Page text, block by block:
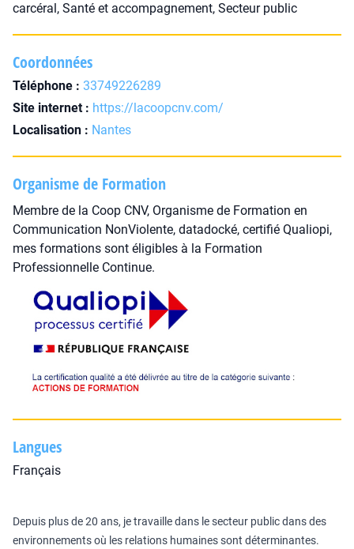
carcéral, Santé et accompagnement, Secteur public
Coordonnées
Téléphone : 33749226289
Site internet : https://lacoopcnv.com/
Localisation : Nantes
Organisme de Formation
Membre de la Coop CNV, Organisme de Formation en
Communication NonViolente, datadocké, certifié Qualiopi,
mes formations sont éligibles à la Formation
Professionnelle Continue.
Langues
Français
Depuis plus de 20 ans, je travaille dans le secteur public dans des
environnements où les relations humaines sont déterminantes.